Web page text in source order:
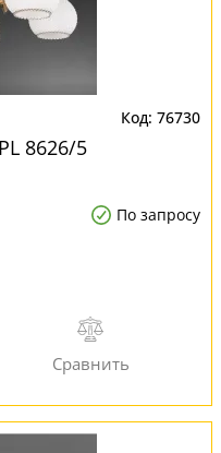
76730
8626/5
По запросу